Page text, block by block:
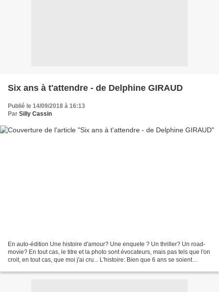
Six ans à t'attendre - de Delphine GIRAUD
Publié le 14/09/2018 à 16:13
Par Silly Cassin
En auto-édition Une histoire d'amour? Une enquete ? Un thriller? Un road-
movie? En tout cas, le titre et la photo sont évocateurs, mais pas tels que l'on
croit, en tout cas, que moi j'ai cru... L'histoire: Bien que 6 ans se soient